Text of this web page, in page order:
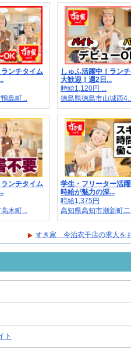
ンチタイム
島町...
しゅふ活躍中！ラン
大歓迎！週2日...
時給1,120円 ...
徳島県徳島市山城西
ンチタイム
木町...
学生・フリーター活
時給が魅力の深...
時給1,375円
高知県高知市潮新町
すき家 今治衣干店の求人を
ト